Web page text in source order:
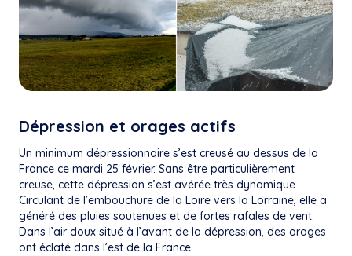
Dépression et orages actifs
Un minimum dépressionnaire s’est creusé au dessus de la
France ce mardi 25 février. Sans être particulièrement
creuse, cette dépression s’est avérée très dynamique.
Circulant de l’embouchure de la Loire vers la Lorraine, elle a
généré des pluies soutenues et de fortes rafales de vent.
Dans l’air doux situé à l’avant de la dépression, des orages
ont éclaté dans l’est de la France.